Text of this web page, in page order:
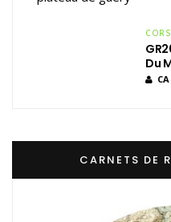
Du
CARNETS DE